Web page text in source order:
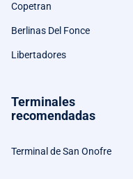
Copetran
Berlinas Del Fonce
Libertadores
Terminales
recomendadas
Terminal de San Onofre